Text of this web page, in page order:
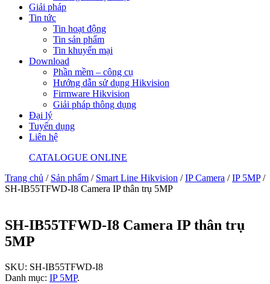
Giải pháp
Tin tức
Tin hoạt động
Tin sản phẩm
Tin khuyến mại
Download
Phần mềm – công cụ
Hướng dẫn sử dụng Hikvision
Firmware Hikvision
Giải pháp thông dụng
Đại lý
Tuyển dụng
Liên hệ
CATALOGUE ONLINE
Trang chủ / Sản phẩm / Smart Line Hikvision /IP Camera /IP 5MP/
SH-IB55TFWD-I8 Camera IP thân trụ 5MP
SH-IB55TFWD-I8 Camera IP thân trụ
5MP
SKU: SH-IB55TFWD-I8
Danh mục: IP 5MP.